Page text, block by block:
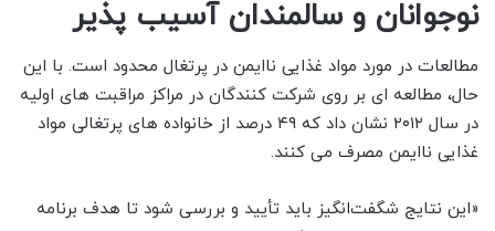
نوجوانان و سالمندان آسیب پذیر
مطالعات در مورد مواد غذایی ناایمن در پرتغال محدود است. با این
حال، مطالعه ای بر روی شرکت کنندگان در مراکز مراقبت های اولیه
در سال ۲۰۱۲ نشان داد که ۴۹ درصد از خانواده های پرتغالی مواد
غذایی ناایمن مصرف می کنند.
«این نتایج شگفت‌انگیز باید تأیید و بررسی شود تا هدف برنامه